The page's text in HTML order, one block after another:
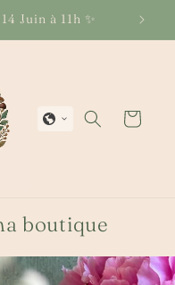
Juin à 11h ✨
Panier
boutique